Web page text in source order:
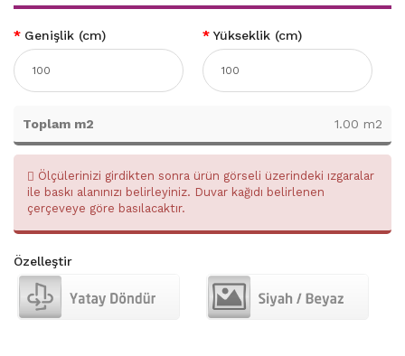
Genişlik (cm) Yükseklik (cm)
Toplam m2 1.00 m2
Ölçülerinizi girdikten sonra ürün görseli üzerindeki ızgaralar
ile baskı alanınızı belirleyiniz. Duvar kağıdı belirlenen
çerçeveye göre basılacaktır.
Özelleştir